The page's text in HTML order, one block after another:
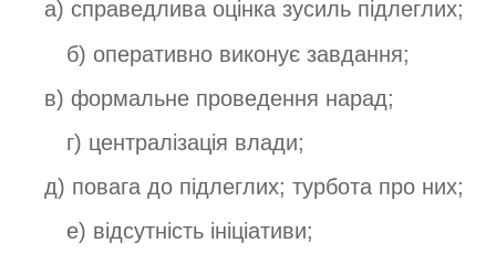
а) справедлива оцінка зусиль підлеглих;
б) оперативно виконує завдання;
в) формальне проведення нарад;
г) централізація влади;
д) повага до підлеглих; турбота про них;
е) відсутність ініціативи;